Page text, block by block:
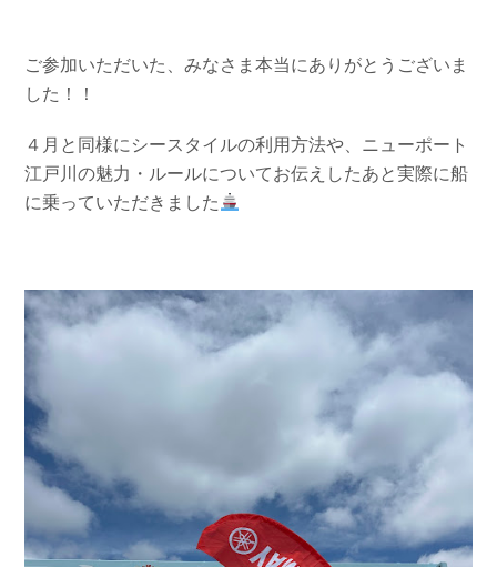
ご参加いただいた、みなさま本当にありがとうございま
した！！
４月と同様にシースタイルの利用方法や、ニューポート
江戸川の魅力・ルールについてお伝えしたあと実際に船
に乗っていただきました